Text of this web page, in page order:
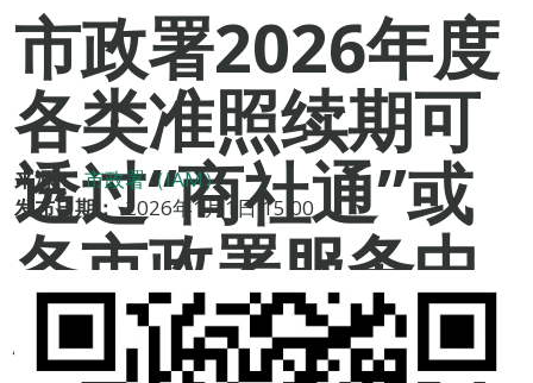
市政署2026年度
各类准照续期可
透过“商社通”或
各市政署服务中
心办理
来源： 市政署（IAM）
发布日期： 2026年1月1日 15:00